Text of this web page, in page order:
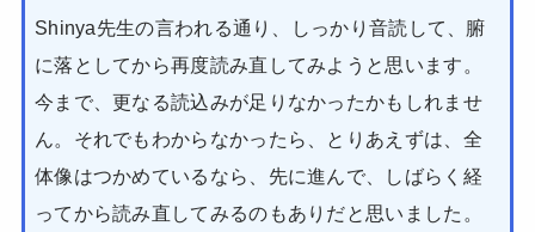
Shinya先生の言われる通り、しっかり音読して、腑
に落としてから再度読み直してみようと思います。
今まで、更なる読込みが足りなかったかもしれませ
ん。それでもわからなかったら、とりあえずは、全
体像はつかめているなら、先に進んで、しばらく経
ってから読み直してみるのもありだと思いました。